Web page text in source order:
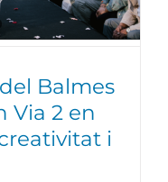
Balmes
Via 2 en
i